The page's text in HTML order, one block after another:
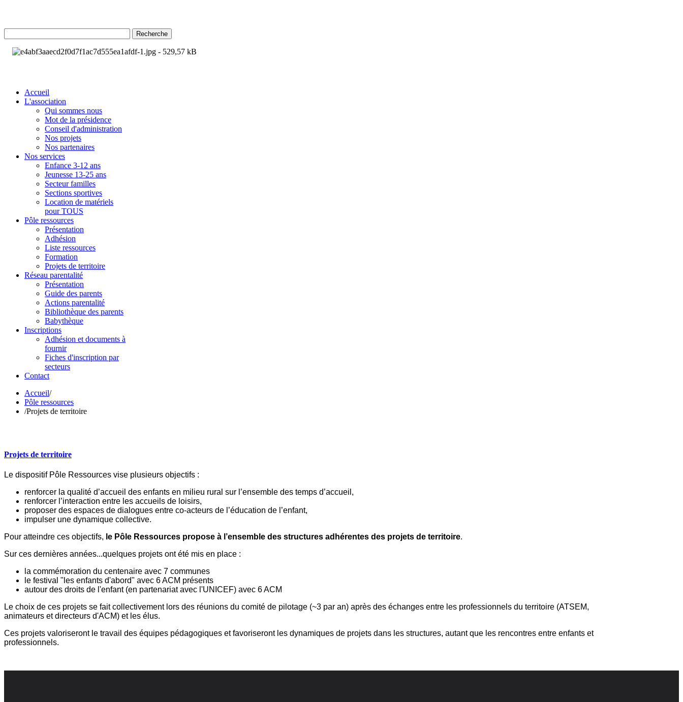
Recherche
Accueil
L'association
Qui sommes nous
Mot de la présidence
Conseil d'administration
Nos projets
Nos partenaires
Nos services
Enfance 3-12 ans
Jeunesse 13-25 ans
Secteur familles
Sections sportives
Location de matériels
pour TOUS
Pôle ressources
Présentation
Adhésion
Liste ressources
Formation
Projets de territoire
Réseau parentalité
Présentation
Guide des parents
Actions parentalité
Bibliothèque des parents
Babythèque
Inscriptions
Adhésion et documents à
fournir
Fiches d'inscription par
secteurs
Contact
Accueil/
Pôle ressources
/Projets de territoire
Projets de territoire
Le dispositif Pôle Ressources vise plusieurs objectifs :
renforcer la qualité d’accueil des enfants en milieu rural sur l’ensemble des temps d’accueil,
renforcer l’interaction entre les accueils de loisirs,
proposer des espaces de dialogues entre co-acteurs de l’éducation de l’enfant,
impulser une dynamique collective.
Pour atteindre ces objectifs, le Pôle Ressources propose à l’ensemble des structures adhérentes des projets de territoire.
Sur ces dernières années...quelques projets ont été mis en place :
la commémoration du centenaire avec 7 communes
le festival "les enfants d'abord" avec 6 ACM présents
autour des droits de l'enfant (en partenariat avec l'UNICEF) avec 6 ACM
Le choix de ces projets se fait collectivement lors des réunions du comité de pilotage (~3 par an) après des échanges entre les professionnels du territoire (ATSEM,
animateurs et directeurs d'ACM) et les élus.
Ces projets valoriseront le travail des équipes pédagogiques et favoriseront les dynamiques de projets dans les structures, autant que les rencontres entre enfants et
professionnels.